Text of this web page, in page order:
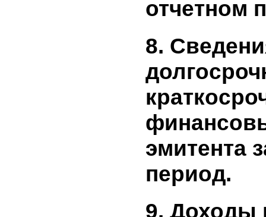
периоде.
периоде,